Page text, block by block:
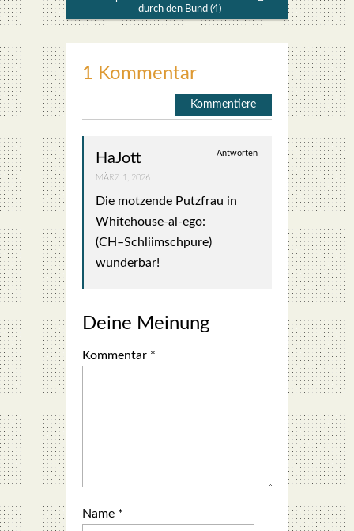
durch den Bund (4)
1 Kommentar
Kommentiere
HaJott Antworten
MÄRZ 1, 2026
Die mot­zen­de Putz­frau in
Whi­te­house-al-ego:
(CH–Schliimschpure)
wun­der­bar!
Deine Meinung
Kommentar *
Name *